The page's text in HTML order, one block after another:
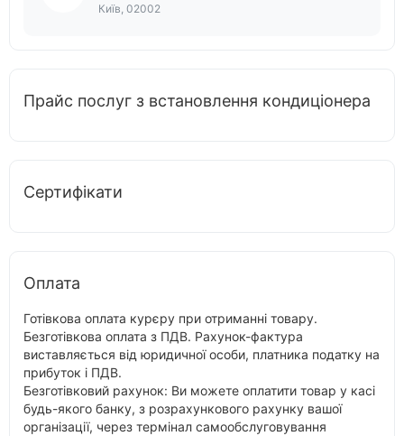
Київ, 02002
Прайс послуг з встановлення кондиціонера
Сертифікати
Оплата
Готівкова оплата курєру при отриманні товару.
Безготівкова оплата з ПДВ. Рахунок-фактура
виставляється від юридичної особи, платника податку на
прибуток і ПДВ.
Безготівковий рахунок: Ви можете оплатити товар у касі
будь-якого банку, з розрахункового рахунку вашої
організації, через термінал самообслуговування